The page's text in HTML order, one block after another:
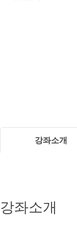
강좌소개
강좌소개